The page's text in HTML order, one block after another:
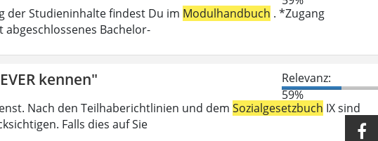
der Studieninhalte findest Du im Modulhandbuch . *Zugang
Bachelor-
kennen"
Relevanz:
59%
Nach den Teilhaberichtlinien und dem Sozialgesetzbuch IX sind
Falls dies auf Sie
